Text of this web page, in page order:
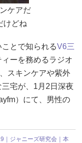
ケアだ
けどね
とで知られるV6三
ーを務めるラジオ
スキンケアや紫外
宅が、1月2日深夜
）にて、男性の
｜ジャニーズ研究会｜本